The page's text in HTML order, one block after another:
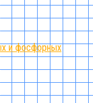
и фосфорных